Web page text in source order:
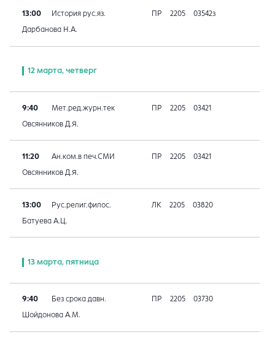
13:00 История рус.яз. ПР 2205 03542з
Дарбанова Н.А.
12 марта, четверг
9:40 Мет.ред.журн.тек ПР 2205 03421
Овсянников Д.Я.
11:20 Ан.ком.в печ.СМИ ПР 2205 03421
Овсянников Д.Я.
13:00 Рус.религ.филос. ЛК 2205 03820
Батуева А.Ц.
13 марта, пятница
9:40 Без срока давн. ПР 2205 03730
Шойдонова А.М.